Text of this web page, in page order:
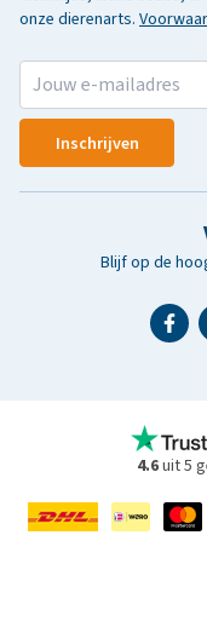
onze dierenarts.
Inschrijven
Blijf op de
4.6uit 5